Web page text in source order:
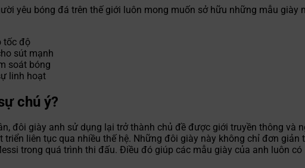
yêu bóng đá trên thế giới luôn mong muốn sở hữu những mẫu giày
tốc độ
sút mạnh
soát bóng
linh hoạt
chú ý?
đôi giày anh sử dụng lại trở thành chủ đề được giới truyền thông và
liên tục qua nhiều thế hệ. Những đôi giày này không chỉ đơn
trong quá trình thi đấu. Điều đó giúp các mẫu giày của anh luôn